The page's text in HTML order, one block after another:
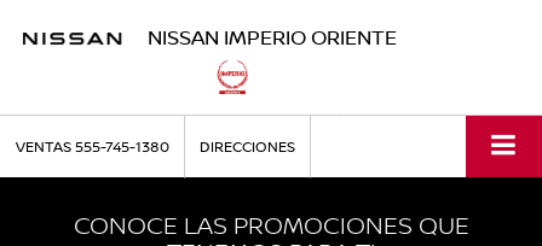
NISSAN IMPERIO ORIENTE
VENTAS555-745-1380 DIRECCIONES
CONOCE LAS PROMOCIONES QUE